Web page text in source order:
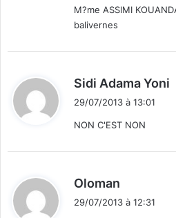
M?me ASSIMI
balivernes
Sidi Adama Yoni
29/07/2013 à 13:01
NON C'EST NON
Oloman
29/07/2013 à 12:31